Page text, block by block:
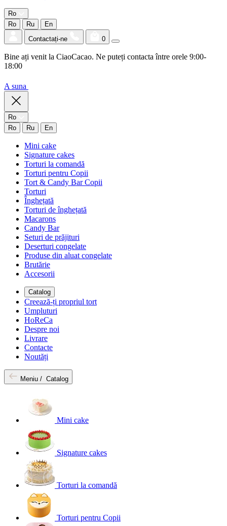
Ro
Ro
Ru
En
Contactați-ne
0
Bine ați venit la CiaoCacao. Ne puteți contacta între orele 9:00-
18:00
A suna
Ro
Ro
Ru En
Mini cake
Signature cakes
Torturi la comandă
Torturi pentru Copii
Tort & Candy Bar Copii
Torturi
Înghețată
Torturi de înghețată
Macarons
Candy Bar
Seturi de prăjituri
Deserturi congelate
Produse din aluat congelate
Brutărie
Accesorii
Catalog
Creează-ți propriul tort
Umpluturi
HoReCa
Despre noi
Livrare
Contacte
Noutăți
Meniu / Catalog
Mini cake
Signature cakes
Torturi la comandă
Torturi pentru Copii